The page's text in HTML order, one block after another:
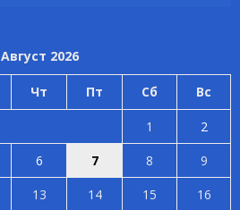
Август 2026
Чт Пт Сб Вс
1
2
6 7 8
9
13 14 15
16